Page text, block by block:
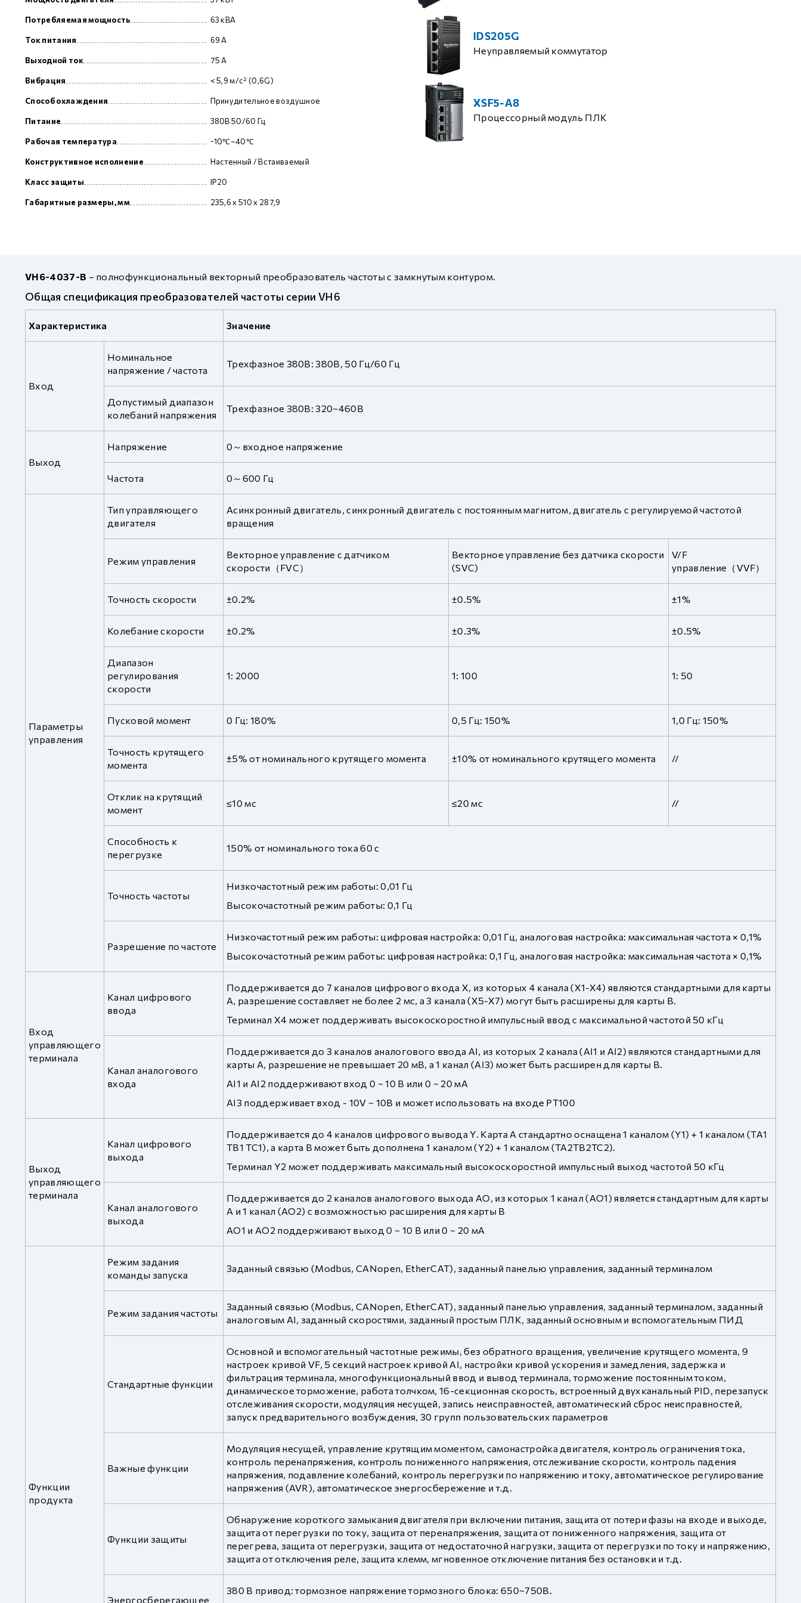
Потребляемая мощность 63 кВА
Ток питания 69 А
Выходной ток 75 А
Вибрация < 5,9 м/с² (0,6G)
Способ охлаждения Принудительное воздушное
Питание 380В 50/60 Гц
Рабочая температура -10℃~40℃
Конструктивное исполнение Настенный / Встаиваемый
Класс защиты IP20
Габаритные размеры, мм 235,6 x 510 x 287,9
IDS205G
Неуправляемый коммутатор
XSF5-A8
Процессорный модуль ПЛК
VH6-4037-B – полнофункциональный векторный преобразователь частоты с замкнутым контуром.
Общая спецификация преобразователей частоты серии VH6
Характеристика Значение
Вход
Номинальное
напряжение / частота
Трехфазное 380В: 380В, 50 Гц/60 Гц
Допустимый диапазон
колебаний напряжения
Трехфазное 380В: 320~460В
Выход
Напряжение 0～входное напряжение
Частота 0～600 Гц
Параметры
управления
Тип управляющего
двигателя
Асинхронный двигатель, синхронный двигатель с постоянным магнитом, двигатель с регулируемой частотой
вращения
Режим управления
Векторное управление с датчиком
скорости（FVC）
Векторное управление без датчика скорости
(SVC)
V/F
управление（VVF）
Точность скорости ±0.2% ±0.5% ±1%
Колебание скорости ±0.2% ±0.3% ±0.5%
Диапазон
регулирования
скорости
1: 2000 1: 100 1: 50
Пусковой момент 0 Гц: 180% 0,5 Гц: 150% 1,0 Гц: 150%
Точность крутящего
момента
±5% от номинального крутящего момента ±10% от номинального крутящего момента //
Отклик на крутящий
момент
≤10 мс ≤20 мс //
Способность к
перегрузке
150% от номинального тока 60 с
Точность частоты
Низкочастотный режим работы: 0,01 Гц
Высокочастотный режим работы: 0,1 Гц
Разрешение по частоте
Низкочастотный режим работы: цифровая настройка: 0,01 Гц, аналоговая настройка: максимальная частота × 0,1%
Высокочастотный режим работы: цифровая настройка: 0,1 Гц, аналоговая настройка: максимальная частота × 0,1%
Вход
управляющего
терминала
Канал цифрового
ввода
Поддерживается до 7 каналов цифрового входа X, из которых 4 канала (X1-X4) являются стандартными для карты
A, разрешение составляет не более 2 мс, а 3 канала (X5-X7) могут быть расширены для карты B.
Терминал X4 может поддерживать высокоскоростной импульсный ввод с максимальной частотой 50 кГц
Канал аналогового
входа
Поддерживается до 3 каналов аналогового ввода AI, из которых 2 канала (AI1 и AI2) являются стандартными для
карты A, разрешение не превышает 20 мВ, а 1 канал (AI3) может быть расширен для карты B.
AI1 и AI2 поддерживают вход 0 ~ 10 В или 0 ~ 20 мА
AI3 поддерживает вход - 10V ~ 10В и может использовать на входе PT100
Выход
управляющего
терминала
Канал цифрового
выхода
Поддерживается до 4 каналов цифрового вывода Y. Карта A стандартно оснащена 1 каналом (Y1) + 1 каналом (TA1
TB1 TC1), а карта B может быть дополнена 1 каналом (Y2) + 1 каналом (TA2TB2TC2).
Терминал Y2 может поддерживать максимальный высокоскоростной импульсный выход частотой 50 кГц
Канал аналогового
выхода
Поддерживается до 2 каналов аналогового выхода AO, из которых 1 канал (AO1) является стандартным для карты
A и 1 канал (AO2) с возможностью расширения для карты B
AO1 и AO2 поддерживают выход 0 ~ 10 В или 0 ~ 20 мА
Функции
продукта
Режим задания
команды запуска
Заданный связью (Modbus, CANopen, EtherCAT), заданный панелью управления, заданный терминалом
Режим задания частоты
Заданный связью (Modbus, CANopen, EtherCAT), заданный панелью управления, заданный терминалом, заданный
аналоговым AI, заданный скоростями, заданный простым ПЛК, заданный основным и вспомогательным ПИД
Стандартные функции
Основной и вспомогательный частотные режимы, без обратного вращения, увеличение крутящего момента, 9
настроек кривой VF, 5 секций настроек кривой AI, настройки кривой ускорения и замедления, задержка и
фильтрация терминала, многофункциональный ввод и вывод терминала, торможение постоянным током,
динамическое торможение, работа толчком, 16-секционная скорость, встроенный двухканальный PID, перезапуск
отслеживания скорости, модуляция несущей, запись неисправностей, автоматический сброс неисправностей,
запуск предварительного возбуждения, 30 групп пользовательских параметров
Важные функции
Модуляция несущей, управление крутящим моментом, самонастройка двигателя, контроль ограничения тока,
контроль перенапряжения, контроль пониженного напряжения, отслеживание скорости, контроль падения
напряжения, подавление колебаний, контроль перегрузки по напряжению и току, автоматическое регулирование
напряжения (AVR), автоматическое энергосбережение и т.д.
Функции защиты
Обнаружение короткого замыкания двигателя при включении питания, защита от потери фазы на входе и выходе,
защита от перегрузки по току, защита от перенапряжения, защита от пониженного напряжения, защита от
перегрева, защита от перегрузки, защита от недостаточной нагрузки, защита от перегрузки по току и напряжению,
защита от отключения реле, защита клемм, мгновенное отключение питания без остановки и т.д.
Энергосберегающее
380 В привод: тормозное напряжение тормозного блока: 650~750В.
GCAN